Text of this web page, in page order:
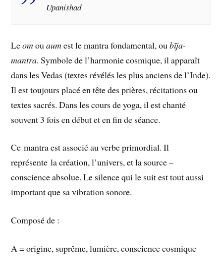
Upanishad
Leomouaumest le mantra fondamental, oubīja-
mantra. Symbole de l’harmonie cosmique, il apparaît
dans les Vedas (textes révélés les plus anciens de l’Inde).
Il est toujours placé en tête des prières, récitations ou
textes sacrés. Dans les cours de yoga, il est chanté
souvent 3 fois en début et en fin de séance.
Ce mantra est associé au verbe primordial. Il
représente la création, l’univers, et la source –
conscience absolue. Le silence qui le suit est tout aussi
important que sa vibration sonore.
Composé de :
A = origine, suprême, lumière, conscience cosmique